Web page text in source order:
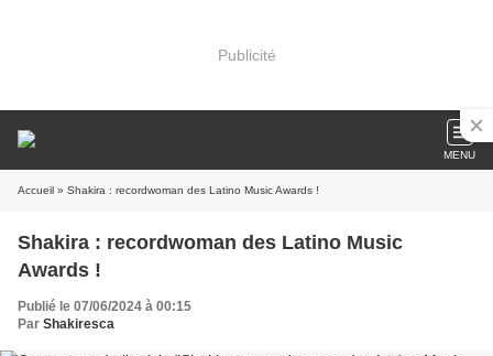
Publicité
MENU
Accueil » Shakira : recordwoman des Latino Music Awards !
Shakira : recordwoman des Latino Music
Awards !
Publié le 07/06/2024 à 00:15
Par Shakiresca